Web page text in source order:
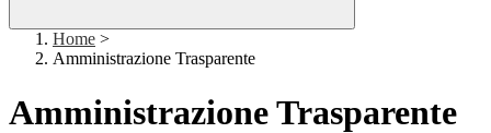
Home >
Amministrazione Trasparente
Amministrazione Trasparente